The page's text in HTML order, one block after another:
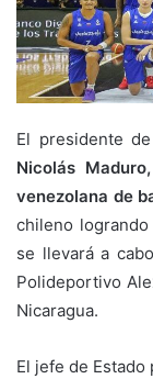
El presidente
Nicolás Maduro,
venezolana de
chileno
se llevará a
Polideportivo
Nicaragua.
El jefe de